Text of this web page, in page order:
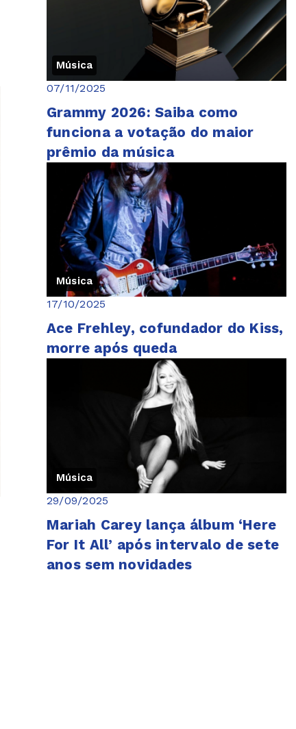
Música
07/11/2025
Grammy 2026: Saiba como
funciona a votação do maior
prêmio da música
Música
17/10/2025
Ace Frehley, cofundador do Kiss,
morre após queda
Música
29/09/2025
Mariah Carey lança álbum ‘Here
For It All’ após intervalo de sete
anos sem novidades